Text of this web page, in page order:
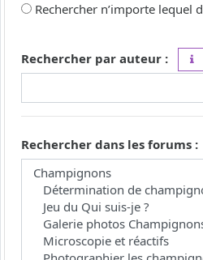
Rechercher n’importe lequel
Rechercher par auteur :
Rechercher dans les forums :